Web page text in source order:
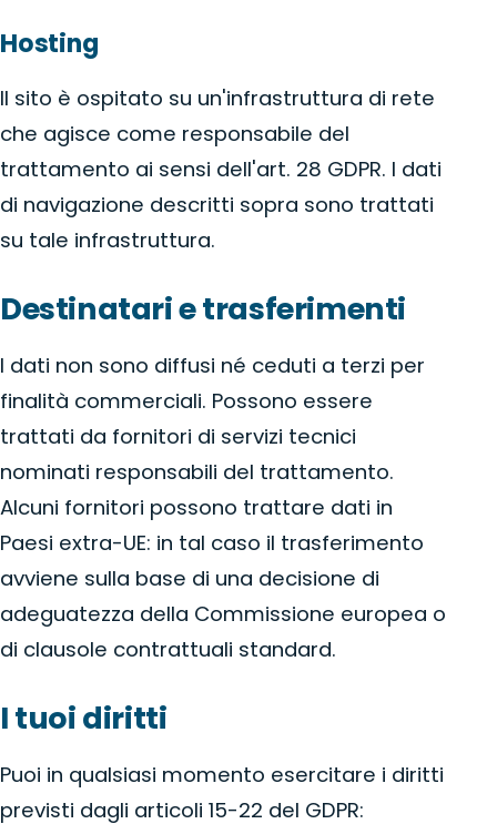
Hosting
Il sito è ospitato su un'infrastruttura di rete
che agisce come responsabile del
trattamento ai sensi dell'art. 28 GDPR. I dati
di navigazione descritti sopra sono trattati
su tale infrastruttura.
Destinatari e trasferimenti
I dati non sono diffusi né ceduti a terzi per
finalità commerciali. Possono essere
trattati da fornitori di servizi tecnici
nominati responsabili del trattamento.
Alcuni fornitori possono trattare dati in
Paesi extra-UE: in tal caso il trasferimento
avviene sulla base di una decisione di
adeguatezza della Commissione europea o
di clausole contrattuali standard.
I tuoi diritti
Puoi in qualsiasi momento esercitare i diritti
previsti dagli articoli 15-22 del GDPR: